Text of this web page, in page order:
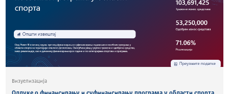
Визуелизација